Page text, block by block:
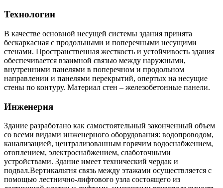
Технологии
В качестве основной несущей системы здания принята
бескаркасная с продольными и поперечными несущими
стенами. Пространственная жесткость и устойчивость здания
обеспечивается взаимной связью между наружными,
внутренними панелями в поперечном и продольном
направлении и панелями перекрытий, опертых на несущие
стены по контуру. Материал стен – железобетонные панели.
Инженерия
Здание разработано как самостоятельный законченный объем
со всеми видами инженерного оборудования: водопроводом,
канализацией, централизованным горячим водоснабжением,
отоплением, электроснабжением, слаботочными
устройствами. Здание имеет технический чердак и
подвал.Вертикальтня связь между этажами осуществляется с
помощью лестнично-лифтового узла состоящего из